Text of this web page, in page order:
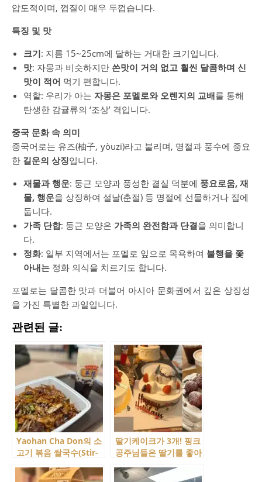
압도적이며, 껍질이 매우 두껍습니다.
특징 및 맛
크기: 지름 15~25cm에 달하는 거대한 크기입니다.
맛: 자몽과 비슷하지만 쓴맛이 거의 없고 훨씬 달콤하며 신
맛이 적어 먹기 편합니다.
역할: 우리가 아는 자몽은 포멜로와 오렌지의 교배를 통해
탄생한 감귤류의 ‘조상’ 격입니다.
중국 문화 속 의미
중국어로는 유즈(柚子, yòuzi)라고 불리며, 명절과 풍수에 중요
한 길운의 상징입니다.
재물과 행운: 둥근 모양과 풍성한 결실 덕분에 풍요로움, 재
물, 행운을 상징하여 설날(춘절) 등 명절에 선물하거나 집에
둡니다.
가족 단합: 둥근 모양은 가족의 완전함과 단결을 의미합니
다.
정화: 일부 지역에서는 포멜로 잎으로 목욕하여 불행을 쫓
아내는 정화 의식을 치르기도 합니다.
포멜로는 달콤한 맛과 더불어 아시아 문화권에서 깊은 상징성
을 가진 특별한 과일입니다.
관련된 글:
Yaohan Cha Don의 소
고기 볶음 쌀국수(Stir-
보 메뉴
딸기케이크가 3개! 핑크
공주님들은 딸기를 좋아